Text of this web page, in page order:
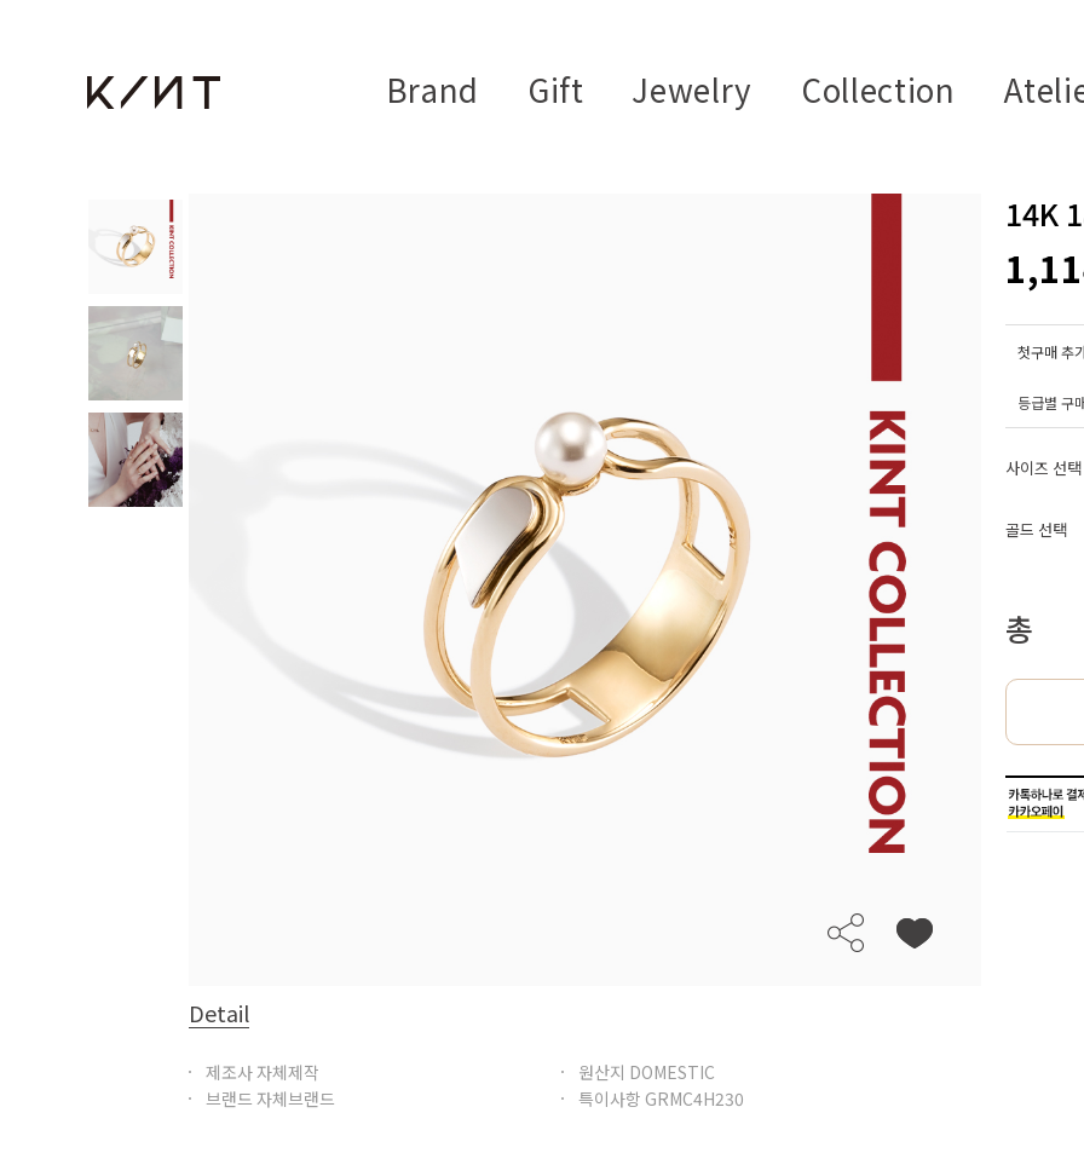
Brand Gift Jewelry Collection
Detail
제조사 자체제작
원산지 DOMESTIC
브랜드 자체브랜드
특이사항 GRMC4H230
14K
첫구매 추
등급별 구
사이즈 선택
골드 선택
총